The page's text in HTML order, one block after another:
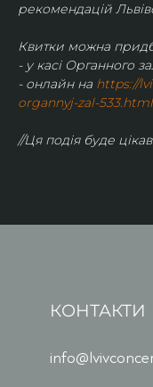
рекомендацій
Квитки можна
- у касі Органного
- онлайн на https://
organnyj-zal-533.html
//Ця подія буде
КОНТАКТИ